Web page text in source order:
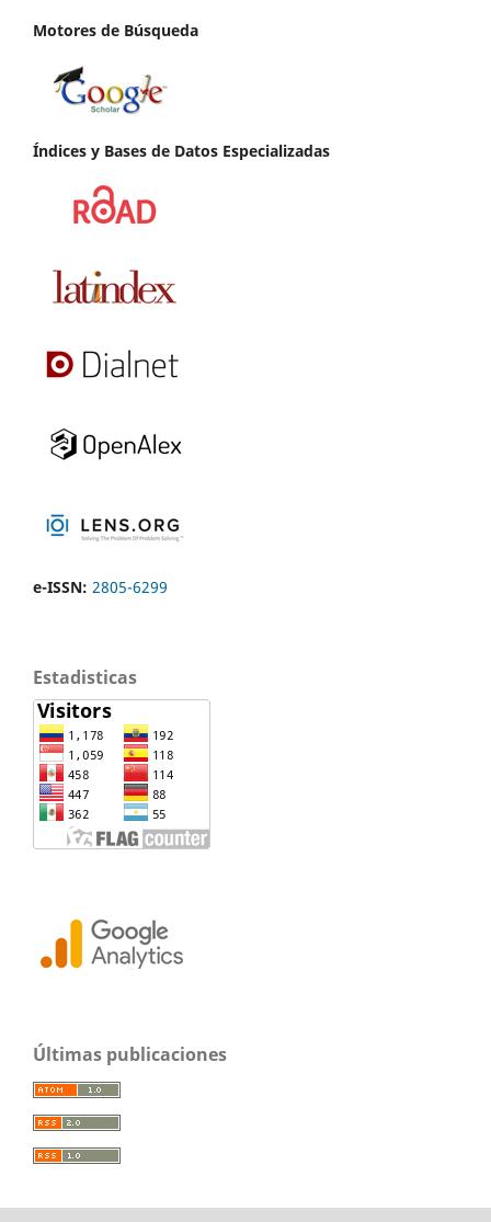
Motores de Búsqueda
Índices y Bases de Datos Especializadas
e-ISSN: 2805-6299
Estadisticas
Últimas publicaciones